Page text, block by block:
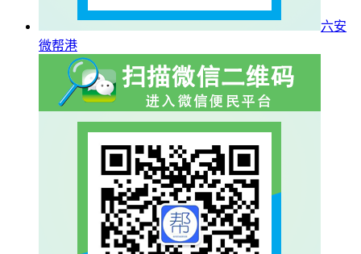
六安
微帮港